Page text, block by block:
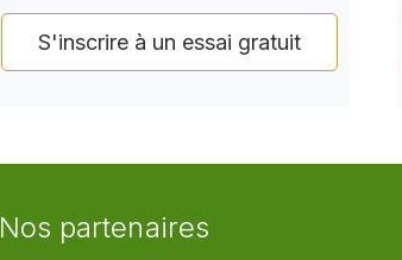
S'inscrire à un essai gratuit
Nos partenaires